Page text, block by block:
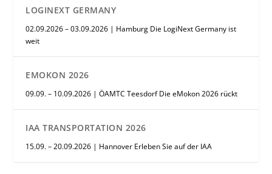
LOGINEXT GERMANY
02.09.2026 – 03.09.2026 | Hamburg Die LogiNext Germany ist
weit
EMOKON 2026
09.09. – 10.09.2026 | ÖAMTC Teesdorf Die eMokon 2026 rückt
IAA TRANSPORTATION 2026
15.09. – 20.09.2026 | Hannover Erleben Sie auf der IAA